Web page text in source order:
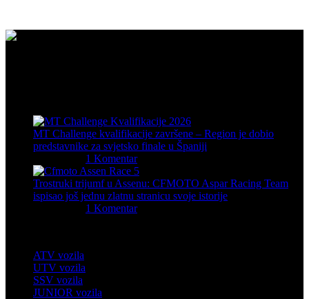
MT Challenge kvalifikacije završene – Region je dobio
predstavnike za svjetsko finale u Španiji
1 Komentar
Trostruki trijumf u Assenu: CFMOTO Aspar Racing Team
ispisao još jednu zlatnu stranicu svoje istorije
1 Komentar
ATV vozila
UTV vozila
SSV vozila
JUNIOR vozila